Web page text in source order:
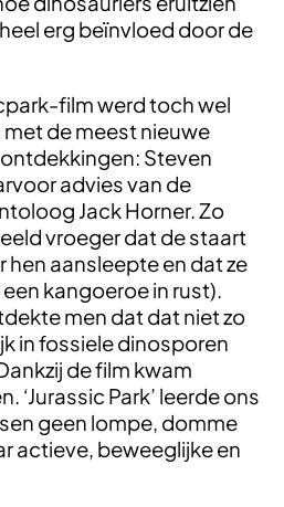
erg beïnvloed door de
film werd toch wel
de meest nieuwe
Steven
advies van de
Jack Horner. Zo
vroeger dat de staart
hen aansleepte en dat ze
kangoeroe in rust).
men dat dat niet zo
in fossiele dinosporen
de film kwam
‘Jurassic Park’ leerde ons
geen lompe, domme
actieve, beweeglijke en